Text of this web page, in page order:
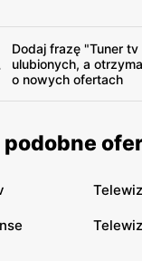
Dodaj frazę "Tuner
ulubionych, a
o nowych ofertach
podobne